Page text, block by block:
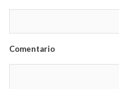
Comentario